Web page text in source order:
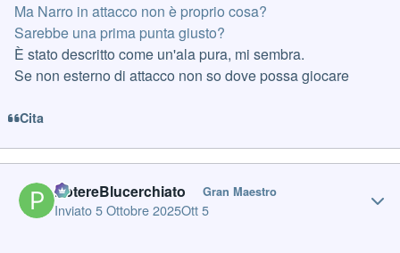
Ma Narro in attacco non è proprio cosa?
Sarebbe una prima punta giusto?
È stato descritto come un'ala pura, mi sembra.
Se non esterno di attacco non so dove possa giocare
Cita
PotereBlucerchiato Gran Maestro
Inviato5 Ottobre 2025Ott 5